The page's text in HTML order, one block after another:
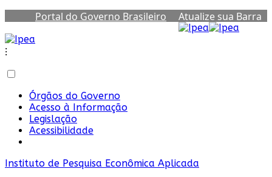
Portal do Governo Brasileiro
Atualize sua Barra
⁝
Órgãos do Governo
Acesso à Informação
Legislação
Acessibilidade
Instituto de Pesquisa Econômica Aplicada